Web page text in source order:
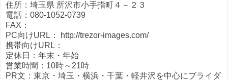
住所：埼玉県 所沢市小手指町４－２３
電話：080-1052-0739
FAX：
PC向けURL： http://trezor-images.com/
携帯向けURL：
定休日：年末・年始
営業時間：10時～21時
PR文：東京・埼玉・横浜・千葉・軽井沢を中心にブライダ